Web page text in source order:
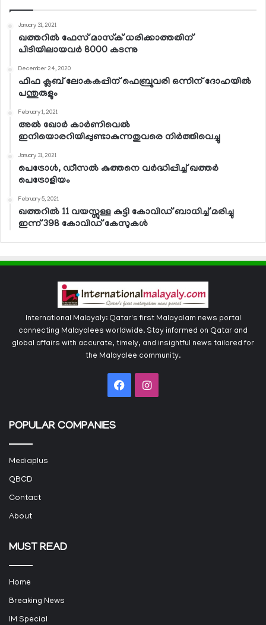
January 31, 2021
ഖത്തറില്‍ ഫേസ് മാസ്‌ക് ധരിക്കാത്തതിന്
പിടിയിലായവര്‍ 8000 കടന്നു
December 24, 2020
ഫിഫ ക്ലബ് ലോകകപ്പിന് ഫെബ്രുവരി ഒന്നിന് ദോഹയില്‍
പന്തുരുളും
February 1, 2021
അല്‍ ഖോര്‍ കാര്‍ണിവെല്‍
ഇനിയൊരറിയിപ്പുണ്ടാകുന്നതുവരെ നിര്‍ത്തിവെച്ചു
January 31, 2021
പെട്രോള്‍, ഡീസല്‍ കുത്തനെ വര്‍ദ്ധിപ്പിച്ച് ഖത്തര്‍
പെട്രോളിയം
February 5, 2021
ഖത്തറില്‍ 11 വയസ്സുള്ള കുട്ടി കോവിഡ് ബാധിച്ച് മരിച്ചു
ഇന്ന് 398 കോവിഡ് കേസുകള്‍
International Malayaly: Qatar's first Malayalam news portal
connecting Malayalees worldwide. Stay informed on Qatar and
global affairs with accurate, timely, and insightful news tailored for
the Malayalee community.
FacebookInstagram
POPULAR COMPANIES
Mediaplus
QBCD
Contact
About
MUST READ
Home
Breaking News
IM Special